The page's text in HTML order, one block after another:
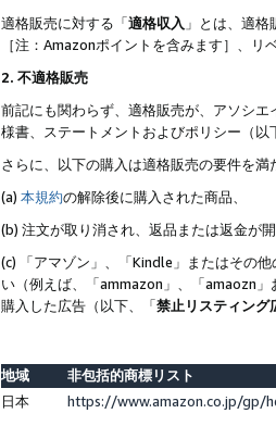
適格販売に対する「適格収入 」とは、適
［注：Amazonポイントを含みます］、
2. 不適格販売
前記にも関わらず、適格販売が、アソシ
様書、ステートメントおよびポリシー（以
さらに、以下の購入は適格販売の要件を
(a) 本規約の解除後に購入された商品、
(b) 注文が取り消され、返品または返金が開
(c) 「アマゾン」、「Kindle」またはその
い（例えば、「ammazon」、「amaozn
購入した広告（以下、「禁止リスティング
地域
非包括的商標リスト
日本
https://www.amazon.co.jp/gp/